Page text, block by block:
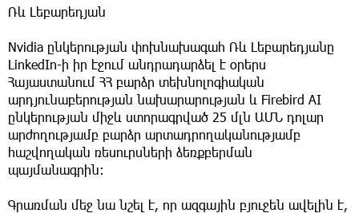
Ռև Լեբարեդյան
Nvidia ընկերության փոխնախագահ Ռև Լեբարեդյանը
LinkedIn-ի իր էջում անդրադարձել է օրերս
Հայաստանում ՀՀ բարձր տեխնոլոգիական
արդյունաբերության նախարարության և Firebird AI
ընկերության միջև ստորագրված 25 մլն ԱՄՆ դոլար
արժողությամբ բարձր արտադրողականությամբ
հաշվողական ռեսուրսների ձեռքբերման
պայմանագրին։
Գրառման մեջ նա նշել է, որ ազգային բյուջեն ավելին է,